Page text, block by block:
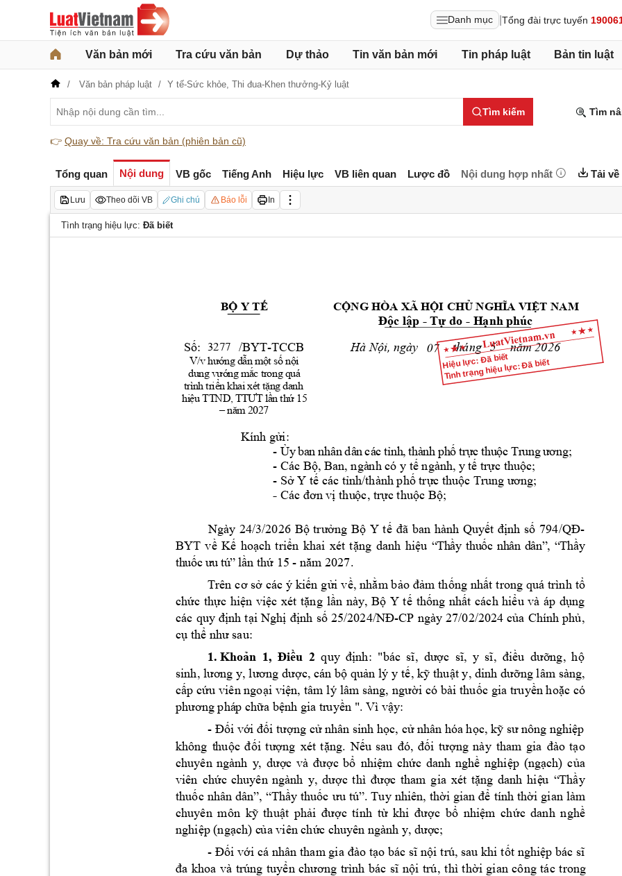
Danh mục Tổng đài trực tuyến
Văn bản mới Tra cứu văn bản Dự thảo Tin văn bản mới Tin pháp luật Bản tin luật
Văn bản pháp luật Y tế-Sức khỏe, Thi đua-Khen thưởng-Kỷ luật
Tìm kiếm Tìm
👉 Quay về: Tra cứu văn bản (phiên bản cũ)
Tổng quan Nội dung VB gốc Tiếng Anh Hiệu lực VB liên quan Lược đồ Nội dung hợp nhất Tải về
Lưu Theo dõi VB Ghi chú Báo lỗi In
Tình trạng hiệu lực: Đã biết
Hiệu lực: Đã biết
Tình trạng hiệu lực: Đã biết
BỘ Y TẾ CỘNG HÒA XÃ HỘI CHỦ NGHĨA VIỆT NAM
Độc lập - Tự do - Hạnh phúc
Số: /BYT-TCCB
V/v hướng dẫn một số nội
dung vướngmắc trong quá
trình triển khai xét tặng danh
hiệu TTND, TTƯT lần thứ 15
–năm 2027
Hà Nội, ngày tháng năm 2026
Kính gửi:
- Ủyban nhân dân các tỉnh, thành phốtrựcthuộcTrung ương;
- Các Bộ, Ban, ngành có y tế ngành, y tế trực thuộc;
- Sở Y tế các tỉnh/thành phố trực thuộc Trung ương;
- Các đơn vị thuộc, trực thuộc Bộ;
Ngày 24/3/2026 Bộ trưởng Bộ Y tế đã ban hành Quyết định số 794/QĐ-
BYT về Kế hoạch triển khai xét tặng danh hiệu “Thầy thuốc nhân dân”, “Thầy
thuốc ưu tú” lần thứ 15 - năm 2027.
Trên cơ sở các ý kiến gửi về, nhằm bảo đảm thống nhất trong quá trình tổ
chức thực hiện việc xét tặng lần này, Bộ Y tế thống nhất cách hiểu và áp dụng
các quy định tại Nghị định số 25/2024/NĐ-CP ngày 27/02/2024 của Chính phủ,
cụ thể như sau:
1. Khoản 1, Điều 2 quy định: "bác sĩ, dược sĩ, y sĩ, điều dưỡng, hộ
sinh, lương y, lương dược, cán bộ quản lý y tế, kỹ thuật y, dinh dưỡng lâm sàng,
cấp cứu viên ngoại viện, tâm lý lâm sàng, người có bài thuốc gia truyền hoặc có
phương pháp chữa bệnh gia truyền ". Vì vậy:
- Đối với đối tượng cử nhân sinh học, cử nhân hóa học, kỹ sư nông nghiệp
không thuộc đối tượng xét tặng. Nếu sau đó, đối tượng này tham gia đào tạo
chuyên ngành y, dược và được bổ nhiệm chức danh nghề nghiệp (ngạch) của
viên chức chuyên ngành y, dược thì được tham gia xét tặng danh hiệu “Thầy
thuốc nhân dân”, “Thầy thuốc ưu tú”. Tuy nhiên, thời gian để tính thời gian làm
chuyên môn kỹ thuật phải được tính từ khi được bổ nhiệm chức danh nghề
nghiệp (ngạch) của viên chức chuyên ngành y, dược;
- Đối với cá nhân tham gia đào tạo bác sĩ nội trú, sau khi tốt nghiệp bác sĩ
đa khoa và trúng tuyển chương trình bác sĩ nội trú, thì thời gian công tác trong
3277 07 5